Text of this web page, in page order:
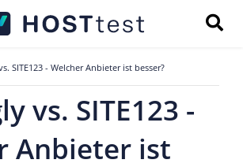
SITE123 - Welcher Anbieter ist besser?
vs. SITE123 -
Anbieter ist